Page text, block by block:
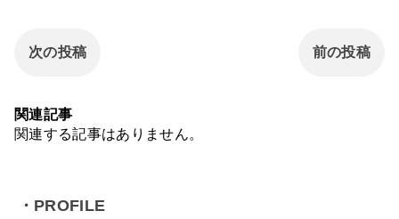
次の投稿 前の投稿
関連記事
関連する記事はありません。
・PROFILE